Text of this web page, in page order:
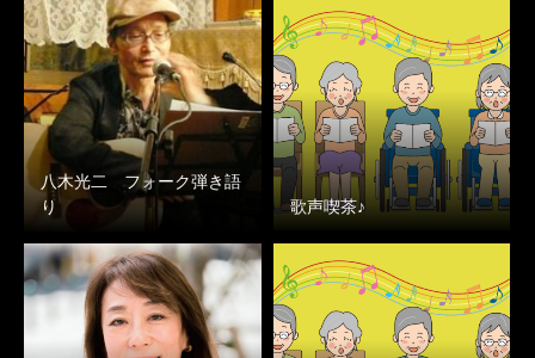
八木光二 フォーク弾き語
り
歌声喫茶♪